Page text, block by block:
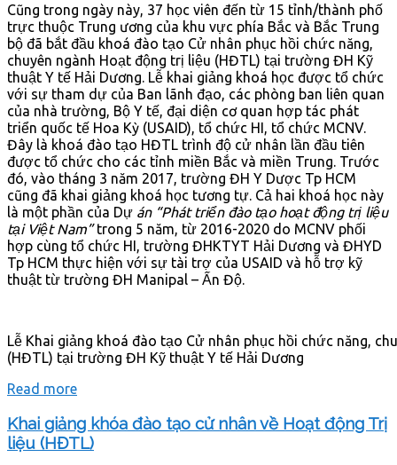
Cũng trong ngày này, 37 học viên đến từ 15 tỉnh/thành phố
trực thuộc Trung ương của khu vực phía Bắc và Bắc Trung
bộ đã bắt đầu khoá đào tạo Cử nhân phục hồi chức năng,
chuyên ngành Hoạt động trị liệu (HĐTL) tại trường ĐH Kỹ
thuật Y tế Hải Dương. Lễ khai giảng khoá học được tổ chức
với sự tham dự của Ban lãnh đạo, các phòng ban liên quan
của nhà trường, Bộ Y tế, đại diện cơ quan hợp tác phát
triển quốc tế Hoa Kỳ (USAID), tổ chức HI, tổ chức MCNV.
Đây là khoá đào tạo HĐTL trình độ cử nhân lần đầu tiên
được tổ chức cho các tỉnh miền Bắc và miền Trung. Trước
đó, vào tháng 3 năm 2017, trường ĐH Y Dược Tp HCM
cũng đã khai giảng khoá học tương tự. Cả hai khoá học này
là một phần của Dự án “Phát triển đào tạo hoạt động trị liệu
tại Việt Nam”trong 5 năm, từ 2016-2020 do MCNV phối
hợp cùng tổ chức HI, trường ĐHKTYT Hải Dương và ĐHYD
Tp HCM thực hiện với sự tài trợ của USAID và hỗ trợ kỹ
thuật từ trường ĐH Manipal – Ấn Độ.
Lễ Khai giảng khoá đào tạo Cử nhân phục hồi chức năng,
(HĐTL) tại trường ĐH Kỹ thuật Y tế Hải Dương
Read more
Khai giảng khóa đào tạo cử nhân về Hoạt động Trị
liệu (HĐTL)